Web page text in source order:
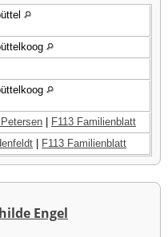
F113 Familienblatt
F113 Familienblatt
Engel